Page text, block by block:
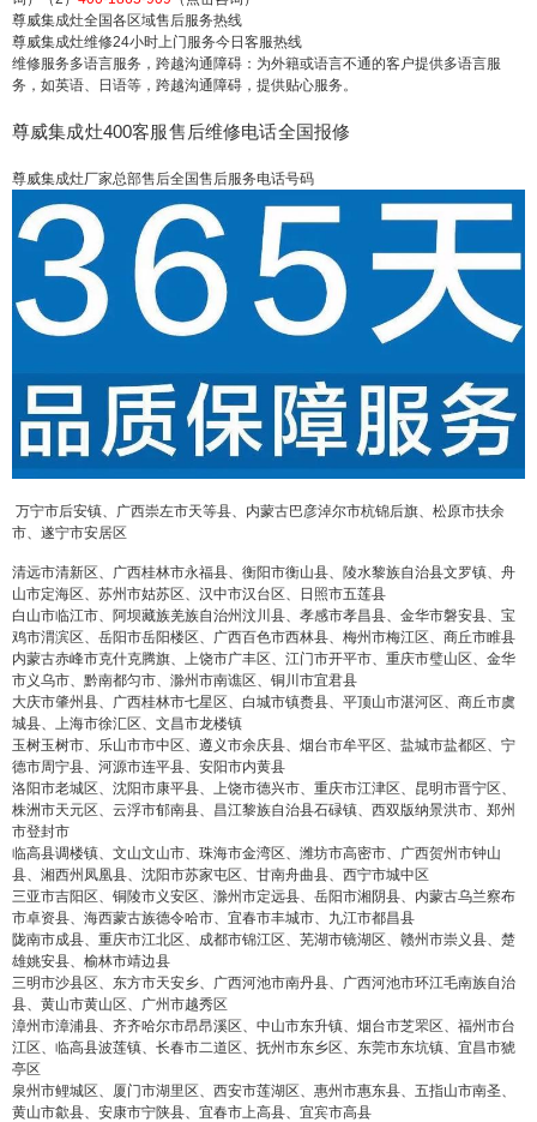
尊威集成灶全国各区域售后服务热线
尊威集成灶维修24小时上门服务今日客服热线
维修服务多语言服务，跨越沟通障碍：为外籍或语言不通的客户提供多语言服
务，如英语、日语等，跨越沟通障碍，提供贴心服务。
尊威集成灶400客服售后维修电话全国报修
尊威集成灶厂家总部售后全国售后服务电话号码
万宁市后安镇、广西崇左市天等县、内蒙古巴彦淖尔市杭锦后旗、松原市扶余
市、遂宁市安居区
清远市清新区、广西桂林市永福县、衡阳市衡山县、陵水黎族自治县文罗镇、舟
山市定海区、苏州市姑苏区、汉中市汉台区、日照市五莲县
白山市临江市、阿坝藏族羌族自治州汶川县、孝感市孝昌县、金华市磐安县、宝
鸡市渭滨区、岳阳市岳阳楼区、广西百色市西林县、梅州市梅江区、商丘市睢县
内蒙古赤峰市克什克腾旗、上饶市广丰区、江门市开平市、重庆市璧山区、金华
市义乌市、黔南都匀市、滁州市南谯区、铜川市宜君县
大庆市肇州县、广西桂林市七星区、白城市镇赉县、平顶山市湛河区、商丘市虞
城县、上海市徐汇区、文昌市龙楼镇
玉树玉树市、乐山市市中区、遵义市余庆县、烟台市牟平区、盐城市盐都区、宁
德市周宁县、河源市连平县、安阳市内黄县
洛阳市老城区、沈阳市康平县、上饶市德兴市、重庆市江津区、昆明市晋宁区、
株洲市天元区、云浮市郁南县、昌江黎族自治县石碌镇、西双版纳景洪市、郑州
市登封市
临高县调楼镇、文山文山市、珠海市金湾区、潍坊市高密市、广西贺州市钟山
县、湘西州凤凰县、沈阳市苏家屯区、甘南舟曲县、西宁市城中区
三亚市吉阳区、铜陵市义安区、滁州市定远县、岳阳市湘阴县、内蒙古乌兰察布
市卓资县、海西蒙古族德令哈市、宜春市丰城市、九江市都昌县
陇南市成县、重庆市江北区、成都市锦江区、芜湖市镜湖区、赣州市崇义县、楚
雄姚安县、榆林市靖边县
三明市沙县区、东方市天安乡、广西河池市南丹县、广西河池市环江毛南族自治
县、黄山市黄山区、广州市越秀区
漳州市漳浦县、齐齐哈尔市昂昂溪区、中山市东升镇、烟台市芝罘区、福州市台
江区、临高县波莲镇、长春市二道区、抚州市东乡区、东莞市东坑镇、宜昌市猇
亭区
泉州市鲤城区、厦门市湖里区、西安市莲湖区、惠州市惠东县、五指山市南圣、
黄山市歙县、安康市宁陕县、宜春市上高县、宜宾市高县